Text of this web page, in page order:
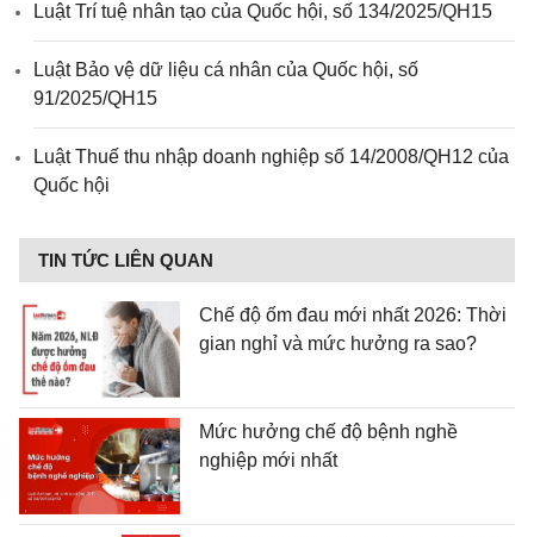
Luật Trí tuệ nhân tạo của Quốc hội, số 134/2025/QH15
Luật Bảo vệ dữ liệu cá nhân của Quốc hội, số
91/2025/QH15
Luật Thuế thu nhập doanh nghiệp số 14/2008/QH12 của
Quốc hội
TIN TỨC LIÊN QUAN
Chế độ ốm đau mới nhất 2026: Thời
gian nghỉ và mức hưởng ra sao?
Mức hưởng chế độ bệnh nghề
nghiệp mới nhất